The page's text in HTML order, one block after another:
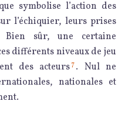
symbolise l’action des
l’échiquier, leurs prises
sûr, une certaine
différents niveaux de jeu
des acteurs7. Nul ne
nationales et